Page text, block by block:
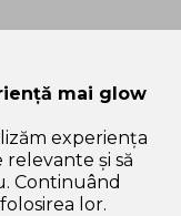
mai glow
experiența
relevante și să
Continuând
lor.